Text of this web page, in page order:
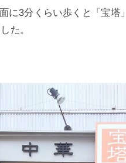
に3分くらい歩くと「宝塔
た。